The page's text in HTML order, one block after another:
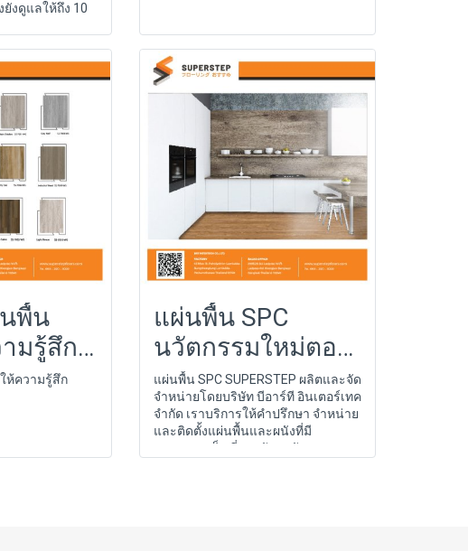
งดูแลให้ถึง 10
พื้น
มรู้สึก
ง
ห้ความรู้สึก
แผ่นพื้น SPC
นวัตกรรมใหม่ตอบ
ทุกการใช้งาน
แผ่นพื้น SPC SUPERSTEP ผลิตและจัด
จำหน่ายโดยบริษัท บีอาร์ที อินเตอร์เทค
จำกัด เราบริการให้คำปรึกษา จำหน่าย
และติดตั้งแผ่นพื้นและผนังที่มี
มาตรฐานเป็นที่ยอมรับระดับสากล